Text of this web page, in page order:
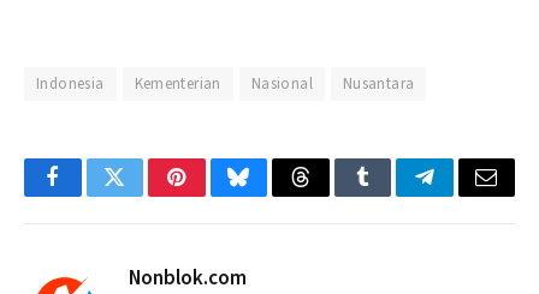
Indonesia Kementerian Nasional Nusantara
FacebookTwitterPinterestBlueskyThreadsTumblrTelegramEmail
Nonblok.com